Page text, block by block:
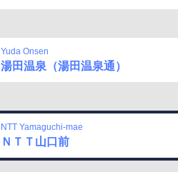
Yuda Onsen
湯田温泉（湯田温泉通）
NTT Yamaguchi-mae
ＮＴＴ山口前